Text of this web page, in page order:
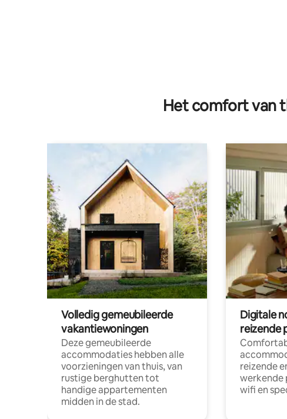
Het comfort van
Volledig gemeubileerde
vakantiewoningen
Deze gemeubileerde
accommodaties hebben alle
voorzieningen van thuis, van
rustige berghutten tot
handige appartementen
midden in de stad.
Digitale
reizende
reizende
werkende
wifi en